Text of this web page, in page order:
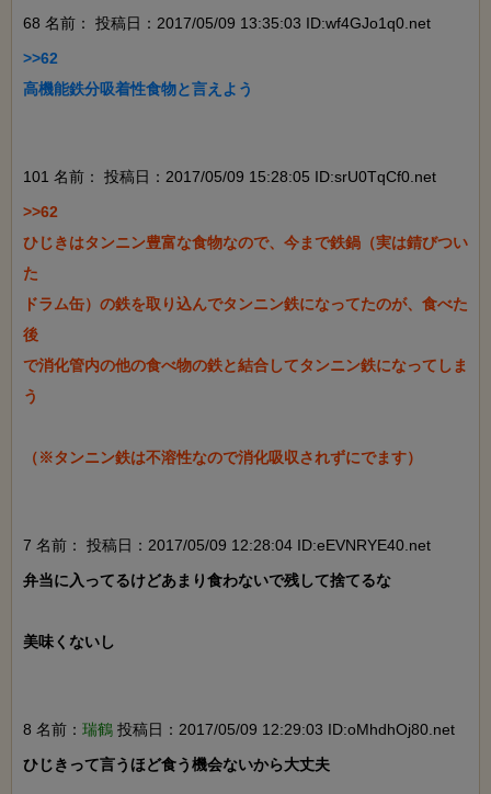
68 名前：
投稿日：2017/05/09 13:35:03 ID:wf4GJo1q0.net
>>62
高機能鉄分吸着性食物と言えよう
101 名前：
投稿日：2017/05/09 15:28:05 ID:srU0TqCf0.net
>>62
ひじきはタンニン豊富な食物なので、今まで鉄鍋（実は錆びつい
た
ドラム缶）の鉄を取り込んでタンニン鉄になってたのが、食べた
後
で消化管内の他の食べ物の鉄と結合してタンニン鉄になってしま
う
（※タンニン鉄は不溶性なので消化吸収されずにでます）
7 名前：
投稿日：2017/05/09 12:28:04 ID:eEVNRYE40.net
弁当に入ってるけどあまり食わないで残して捨てるな
美味くないし
8 名前： 瑞鶴 投稿日：2017/05/09 12:29:03 ID:oMhdhOj80.net
ひじきって言うほど食う機会ないから大丈夫